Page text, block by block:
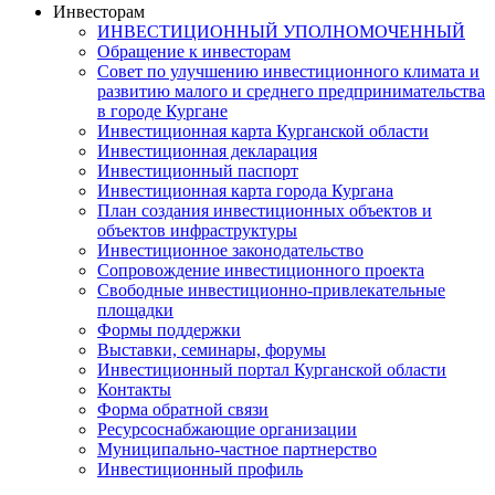
Инвесторам
ИНВЕСТИЦИОННЫЙ УПОЛНОМОЧЕННЫЙ
Обращение к инвесторам
Совет по улучшению инвестиционного климата и
развитию малого и среднего предпринимательства
в городе Кургане
Инвестиционная карта Курганской области
Инвестиционная декларация
Инвестиционный паспорт
Инвестиционная карта города Кургана
План создания инвестиционных объектов и
объектов инфраструктуры
Инвестиционное законодательство
Сопровождение инвестиционного проекта
Свободные инвестиционно-привлекательные
площадки
Формы поддержки
Выставки, семинары, форумы
Инвестиционный портал Курганской области
Контакты
Форма обратной связи
Ресурсоснабжающие организации
Муниципально-частное партнерство
Инвестиционный профиль